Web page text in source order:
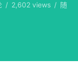
/ 2,602 views / 随